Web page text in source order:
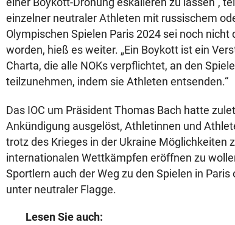
einzelner neutraler Athleten mit russischem
Olympischen Spielen Paris 2024 sei noch
worden, hieß es weiter. „Ein Boykott ist ein
Charta, die alle NOKs verpflichtet, an den
teilzunehmen, indem sie Athleten entsenden.“
Das IOC um Präsident Thomas Bach hatte
Ankündigung ausgelöst, Athletinnen und
trotz des Krieges in der Ukraine Möglichkeiten
internationalen Wettkämpfen eröffnen zu
Sportlern auch der Weg zu den Spielen in
unter neutraler Flagge.
Lesen Sie auch: